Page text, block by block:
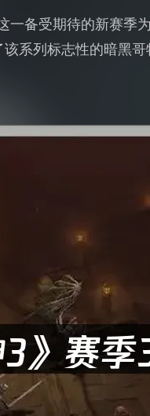
备受期待的新赛季
系列标志性的暗黑